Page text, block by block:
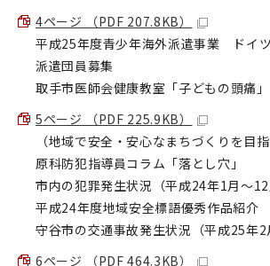
4ページ （PDF 207.8KB）
平成25年度青少年海外派遣事業 ドイ
派遣団員募集
取手市医師会健康教室「子どもの頭痛」
5ページ （PDF 225.9KB）
（地域で安全・安心なまちづくりを目指
原科防犯指導員コラム「落とし穴」
市内の犯罪発生状況（平成24年1月～12
平成24年度地域安全標語優秀作品紹介
守谷市の交通事故発生状況（平成25年2
6ページ （PDF 464.3KB）